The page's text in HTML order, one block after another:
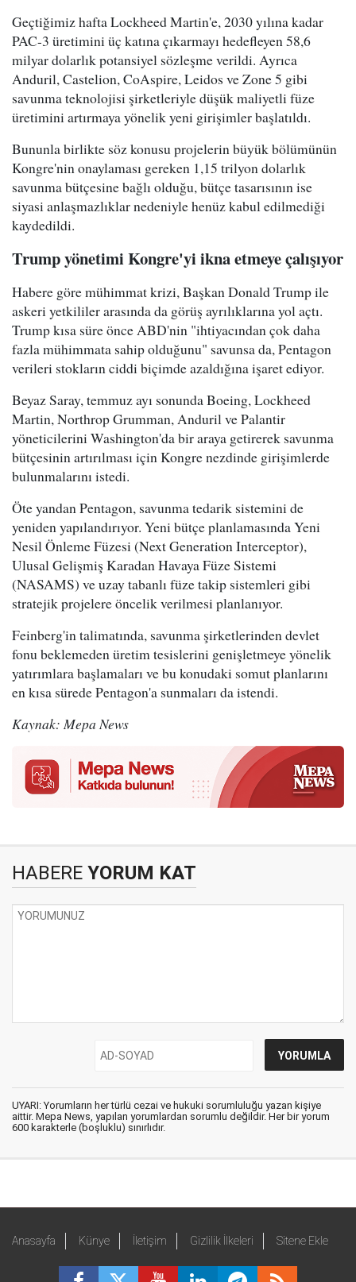
Geçtiğimiz hafta Lockheed Martin'e, 2030 yılına kadar
PAC-3 üretimini üç katına çıkarmayı hedefleyen 58,6
milyar dolarlık potansiyel sözleşme verildi. Ayrıca
Anduril, Castelion, CoAspire, Leidos ve Zone 5 gibi
savunma teknolojisi şirketleriyle düşük maliyetli füze
üretimini artırmaya yönelik yeni girişimler başlatıldı.
Bununla birlikte söz konusu projelerin büyük bölümünün
Kongre'nin onaylaması gereken 1,15 trilyon dolarlık
savunma bütçesine bağlı olduğu, bütçe tasarısının ise
siyasi anlaşmazlıklar nedeniyle henüz kabul edilmediği
kaydedildi.
Trump yönetimi Kongre'yi ikna etmeye çalışıyor
Habere göre mühimmat krizi, Başkan Donald Trump ile
askeri yetkililer arasında da görüş ayrılıklarına yol açtı.
Trump kısa süre önce ABD'nin "ihtiyacından çok daha
fazla mühimmata sahip olduğunu" savunsa da, Pentagon
verileri stokların ciddi biçimde azaldığına işaret ediyor.
Beyaz Saray, temmuz ayı sonunda Boeing, Lockheed
Martin, Northrop Grumman, Anduril ve Palantir
yöneticilerini Washington'da bir araya getirerek savunma
bütçesinin artırılması için Kongre nezdinde girişimlerde
bulunmalarını istedi.
Öte yandan Pentagon, savunma tedarik sistemini de
yeniden yapılandırıyor. Yeni bütçe planlamasında Yeni
Nesil Önleme Füzesi (Next Generation Interceptor),
Ulusal Gelişmiş Karadan Havaya Füze Sistemi
(NASAMS) ve uzay tabanlı füze takip sistemleri gibi
stratejik projelere öncelik verilmesi planlanıyor.
Feinberg'in talimatında, savunma şirketlerinden devlet
fonu beklemeden üretim tesislerini genişletmeye yönelik
yatırımlara başlamaları ve bu konudaki somut planlarını
en kısa sürede Pentagon'a sunmaları da istendi.
Kaynak: Mepa News
HABERE YORUM KAT
UYARI: Yorumların her türlü cezai ve hukuki sorumluluğu yazan kişiye
aittir. Mepa News, yapılan yorumlardan sorumlu değildir. Her bir yorum
600 karakterle (boşluklu) sınırlıdır.
Anasayfa Künye İletişim Gizlilik İlkeleri Sitene Ekle